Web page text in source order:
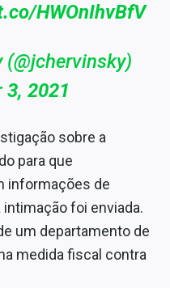
HWOnIhvBfV
3, 2021
sobre a
para que
informações de
foi enviada.
um departamento de
medida fiscal contra